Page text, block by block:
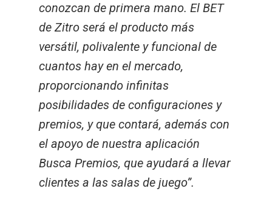
conozcan de primera mano. El BET
de Zitro será el producto más
versátil, polivalente y funcional de
cuantos hay en el mercado,
proporcionando infinitas
posibilidades de configuraciones y
premios, y que contará, además con
el apoyo de nuestra aplicación
Busca Premios, que ayudará a llevar
clientes a las salas de juego”.